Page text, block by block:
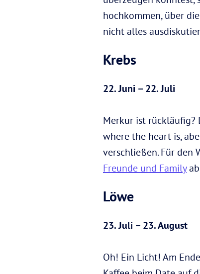
hochkommen, über
nicht alles
Krebs
22. Juni – 22. Juli
Merkur ist rückläufig?
where the heart is,
verschließen. Für den
Freunde und Family
Löwe
23. Juli – 23. August
Oh! Ein Licht! Am